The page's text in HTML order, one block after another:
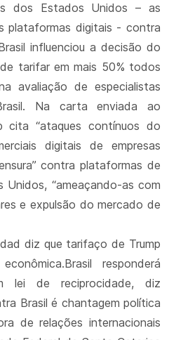
dos Estados Unidos – as
plataformas digitais - contra
influenciou a decisão do
tarifar em mais 50% todos
avaliação de especialistas
Na carta enviada ao
cita “ataques contínuos do
digitais de empresas
contra plataformas de
“ameaçando-as com
e expulsão do mercado de
diz que tarifaço de Trump
responderá
lei de reciprocidade, diz
Brasil é chantagem política
de relações internacionais